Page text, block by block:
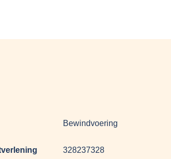
Bewindvoering
328237328